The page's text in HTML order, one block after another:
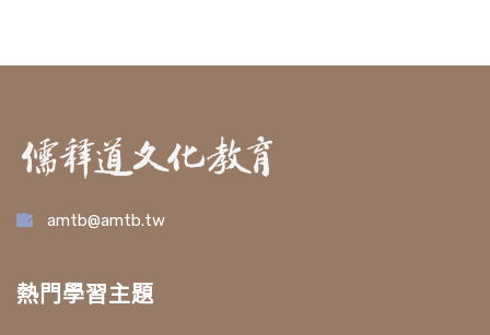
amtb@amtb.tw
熱門學習主題